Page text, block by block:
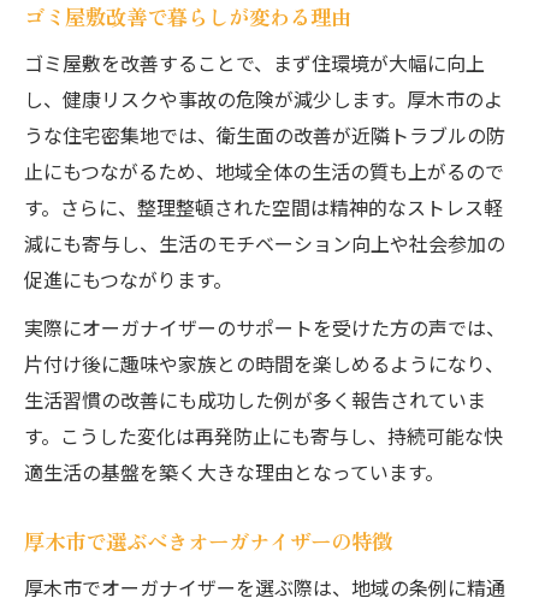
ゴミ屋敷改善で暮らしが変わる理由
ゴミ屋敷を改善することで、まず住環境が大幅に向上
し、健康リスクや事故の危険が減少します。厚木市のよ
うな住宅密集地では、衛生面の改善が近隣トラブルの防
止にもつながるため、地域全体の生活の質も上がるので
す。さらに、整理整頓された空間は精神的なストレス軽
減にも寄与し、生活のモチベーション向上や社会参加の
促進にもつながります。
実際にオーガナイザーのサポートを受けた方の声では、
片付け後に趣味や家族との時間を楽しめるようになり、
生活習慣の改善にも成功した例が多く報告されていま
す。こうした変化は再発防止にも寄与し、持続可能な快
適生活の基盤を築く大きな理由となっています。
厚木市で選ぶべきオーガナイザーの特徴
厚木市でオーガナイザーを選ぶ際は、地域の条例に精通